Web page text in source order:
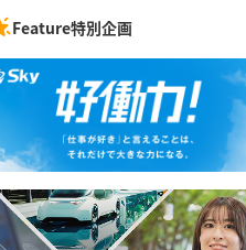
Feature特別企画